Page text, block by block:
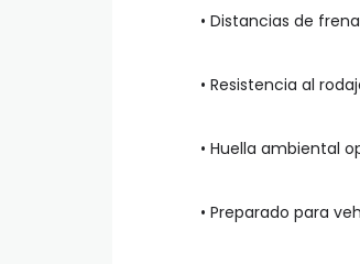
• Distancias de
• Resistencia al
• Huella ambiental
• Preparado para